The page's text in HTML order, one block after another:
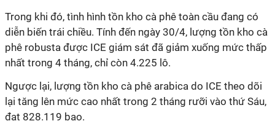
Trong khi đó, tình hình tồn kho cà phê toàn cầu đang có
diễn biến trái chiều. Tính đến ngày 30/4, lượng tồn kho cà
phê robusta được ICE giám sát đã giảm xuống mức thấp
nhất trong 4 tháng, chỉ còn 4.225 lô.
Ngược lại, lượng tồn kho cà phê arabica do ICE theo dõi
lại tăng lên mức cao nhất trong 2 tháng rưỡi vào thứ Sáu,
đạt 828.119 bao.